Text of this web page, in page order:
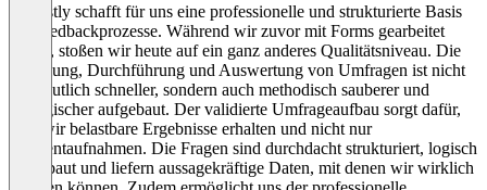
Honestly schafft für uns eine professionelle und strukturierte Basis
für Feedbackprozesse. Während wir zuvor mit Forms gearbeitet
haben, stoßen wir heute auf ein ganz anderes Qualitätsniveau. Die
Erstellung, Durchführung und Auswertung von Umfragen ist nicht
nur deutlich schneller, sondern auch methodisch sauberer und
strategischer aufgebaut. Der validierte Umfrageaufbau sorgt dafür,
dass wir belastbare Ergebnisse erhalten und nicht nur
Momentaufnahmen. Die Fragen sind durchdacht strukturiert, logisch
aufgebaut und liefern aussagekräftige Daten, mit denen wir wirklich